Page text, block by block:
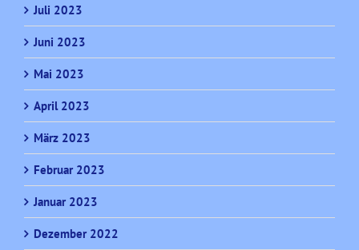
Juli 2023
Juni 2023
Mai 2023
April 2023
März 2023
Februar 2023
Januar 2023
Dezember 2022